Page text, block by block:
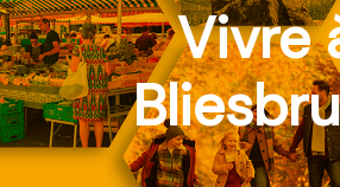
Vivre